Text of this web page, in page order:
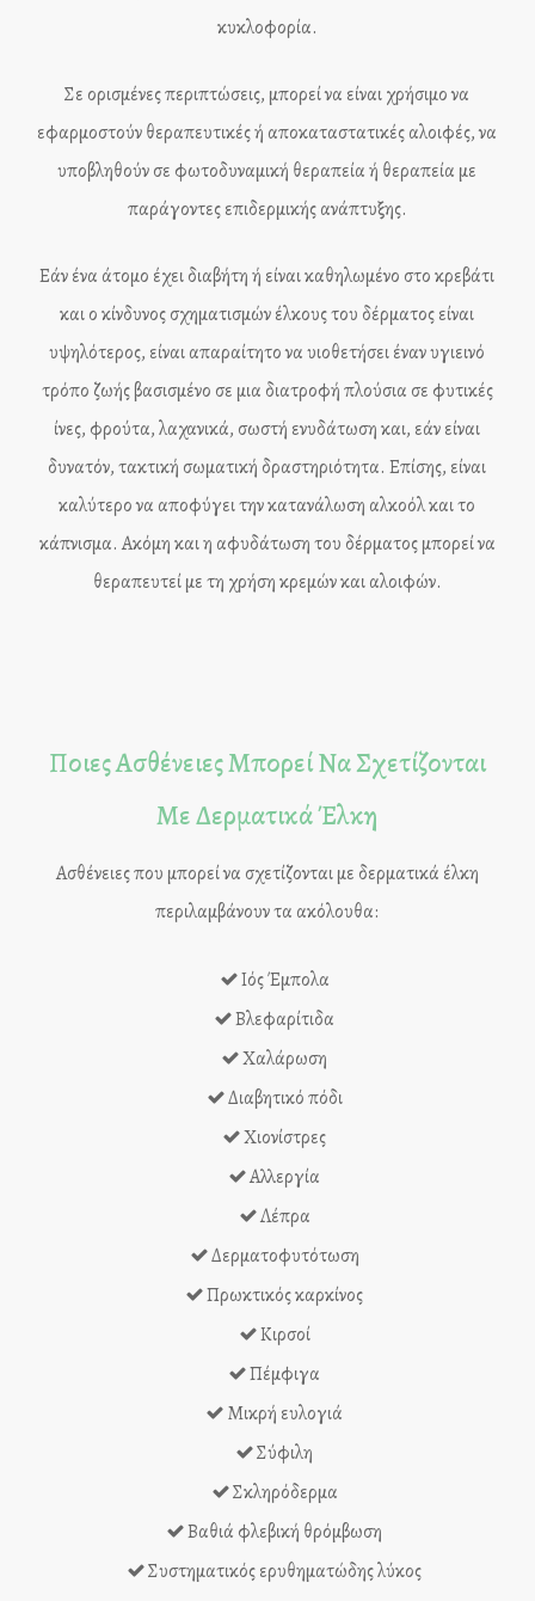
κυκλοφορία.
Σε ορισμένες περιπτώσεις, μπορεί να είναι χρήσιμο να
εφαρμοστούν θεραπευτικές ή αποκαταστατικές αλοιφές, να
υποβληθούν σε φωτοδυναμική θεραπεία ή θεραπεία με
παράγοντες επιδερμικής ανάπτυξης.
Εάν ένα άτομο έχει διαβήτη ή είναι καθηλωμένο στο κρεβάτι
και ο κίνδυνος σχηματισμών έλκους του δέρματος είναι
υψηλότερος, είναι απαραίτητο να υιοθετήσει έναν υγιεινό
τρόπο ζωής βασισμένο σε μια διατροφή πλούσια σε φυτικές
ίνες, φρούτα, λαχανικά, σωστή ενυδάτωση και, εάν είναι
δυνατόν, τακτική σωματική δραστηριότητα. Επίσης, είναι
καλύτερο να αποφύγει την κατανάλωση αλκοόλ και το
κάπνισμα. Ακόμη και η αφυδάτωση του δέρματος μπορεί να
θεραπευτεί με τη χρήση κρεμών και αλοιφών.
Ποιες Ασθένειες Μπορεί Να Σχετίζονται
Με Δερματικά Έλκη
Ασθένειες που μπορεί να σχετίζονται με δερματικά έλκη
περιλαμβάνουν τα ακόλουθα:
Ιός Έμπολα
Βλεφαρίτιδα
Χαλάρωση
Διαβητικό πόδι
Χιονίστρες
Αλλεργία
Λέπρα
Δερματοφυτότωση
Πρωκτικός καρκίνος
Κιρσοί
Πέμφιγα
Μικρή ευλογιά
Σύφιλη
Σκληρόδερμα
Βαθιά φλεβική θρόμβωση
Συστηματικός ερυθηματώδης λύκος